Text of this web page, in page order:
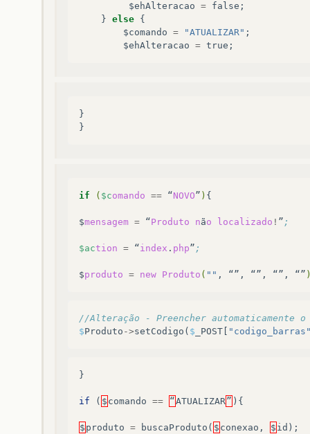
$ehAlteracao = false ;
} else {
$comando = "ATUALIZAR" ;
$ehAlteracao = true ;
}
}
if ( $comando == “ NOVO” ) {
$mensagem = “ Produto não localizado ! ” ;
$action = “ index . php” ;
$produto = new Produto ( "" , “”, “”, “”, “”
//Alteração - Preencher automaticamente o
$Produto ->setCodigo ( $ _POST
}
if ( $ comando == “ ATUALIZAR” ){
$ produto = buscaProduto ( $ conexao , $ id );